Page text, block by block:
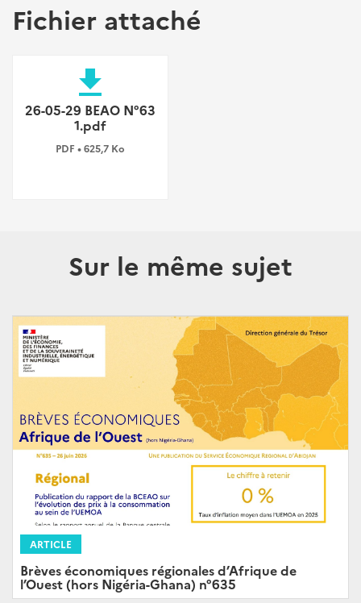
Fichier attaché
file_download
26-05-29 BEAO N°63
1.pdf
PDF • 625,7 Ko
Sur le même sujet
ARTICLE
Brèves économiques régionales d’Afrique de
l’Ouest (hors Nigéria-Ghana) n°635